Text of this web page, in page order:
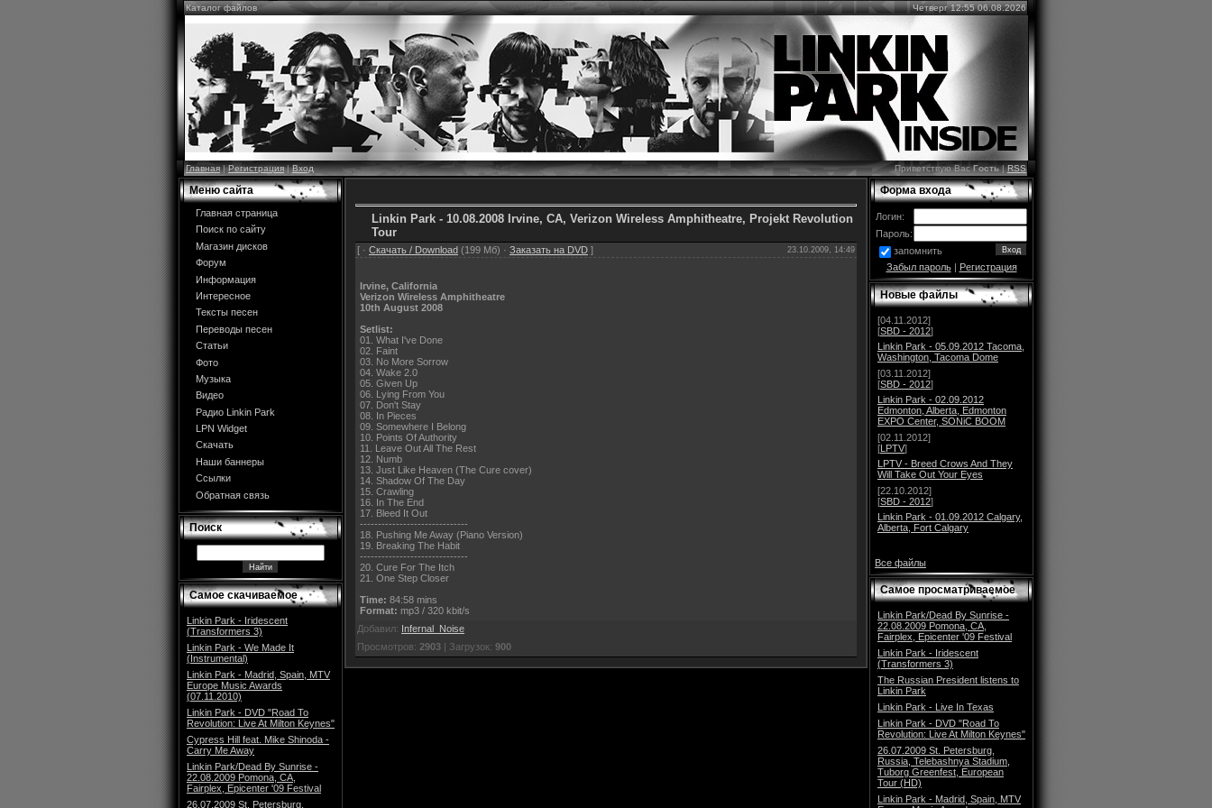
Каталог файлов Четверг 12:55 06.08.2026
Главная|Регистрация|Вход Приветствую ВасГость|RSS
Меню сайта
Главная страница
Поиск по сайту
Магазин дисков
Форум
Информация
Интересное
Тексты песен
Переводы песен
Статьи
Фото
Музыка
Видео
Радио Linkin Park
LPN Widget
Скачать
Наши баннеры
Ссылки
Обратная связь
Поиск
Самое скачиваемое
Linkin Park - Iridescent
(Transformers 3)
Linkin Park - We Made It
(Instrumental)
Linkin Park - Madrid, Spain, MTV
Europe Music Awards
(07.11.2010)
Linkin Park - DVD "Road To
Revolution: Live At Milton Keynes"
Cypress Hill feat. Mike Shinoda -
Carry Me Away
Linkin Park/Dead By Sunrise -
22.08.2009 Pomona, CA,
Fairplex, Epicenter '09 Festival
26.07.2009 St. Petersburg,
Linkin Park - 10.08.2008 Irvine, CA, Verizon Wireless Amphitheatre, Projekt Revolution
Tour
[ · Скачать / Download (199 Мб) · Заказать на DVD ] 23.10.2009, 14:49
Irvine, California
Verizon Wireless Amphitheatre
10th August 2008
Setlist:
01. What I've Done
02. Faint
03. No More Sorrow
04. Wake 2.0
05. Given Up
06. Lying From You
07. Don't Stay
08. In Pieces
09. Somewhere I Belong
10. Points Of Authority
11. Leave Out All The Rest
12. Numb
13. Just Like Heaven (The Cure cover)
14. Shadow Of The Day
15. Crawling
16. In The End
17. Bleed It Out
------------------------------
18. Pushing Me Away (Piano Version)
19. Breaking The Habit
------------------------------
20. Cure For The Itch
21. One Step Closer
Time: 84:58 mins
Format: mp3 / 320 kbit/s
Добавил: Infernal_Noise
Просмотров: 2903 | Загрузок: 900
Форма входа
Логин:
Пароль:
запомнить
Забыл пароль| Регистрация
Новые файлы
[04.11.2012]
[SBD - 2012]
Linkin Park - 05.09.2012 Tacoma,
Washington, Tacoma Dome
[03.11.2012]
[SBD - 2012]
Linkin Park - 02.09.2012
Edmonton, Alberta, Edmonton
EXPO Center, SONiC BOOM
[02.11.2012]
[LPTV]
LPTV - Breed Crows And They
Will Take Out Your Eyes
[22.10.2012]
[SBD - 2012]
Linkin Park - 01.09.2012 Calgary,
Alberta, Fort Calgary
Все файлы
Самое просматриваемое
Linkin Park/Dead By Sunrise -
22.08.2009 Pomona, CA,
Fairplex, Epicenter '09 Festival
Linkin Park - Iridescent
(Transformers 3)
The Russian President listens to
Linkin Park
Linkin Park - Live In Texas
Linkin Park - DVD "Road To
Revolution: Live At Milton Keynes"
26.07.2009 St. Petersburg,
Russia, Telebashnya Stadium,
Tuborg Greenfest, European
Tour (HD)
Linkin Park - Madrid, Spain, MTV